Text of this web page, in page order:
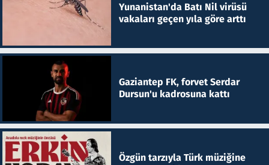
Yunanistan'da Batı Nil virüsü
vakaları geçen yıla göre arttı
Gaziantep FK, forvet Serdar
Dursun'u kadrosuna kattı
Özgün tarzıyla Türk müziğine